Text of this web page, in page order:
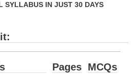
SYLLABUS IN JUST 30 DAYS
Pages MCQs